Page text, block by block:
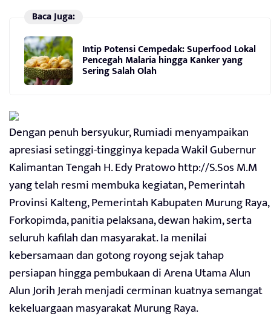
Baca Juga:
Intip Potensi Cempedak: Superfood Lokal
Pencegah Malaria hingga Kanker yang
Sering Salah Olah
Dengan penuh bersyukur, Rumiadi menyampaikan
apresiasi setinggi-tingginya kepada Wakil Gubernur
Kalimantan Tengah H. Edy Pratowo http://S.Sos M.M
yang telah resmi membuka kegiatan, Pemerintah
Provinsi Kalteng, Pemerintah Kabupaten Murung Raya,
Forkopimda, panitia pelaksana, dewan hakim, serta
seluruh kafilah dan masyarakat. Ia menilai
kebersamaan dan gotong royong sejak tahap
persiapan hingga pembukaan di Arena Utama Alun
Alun Jorih Jerah menjadi cerminan kuatnya semangat
kekeluargaan masyarakat Murung Raya.